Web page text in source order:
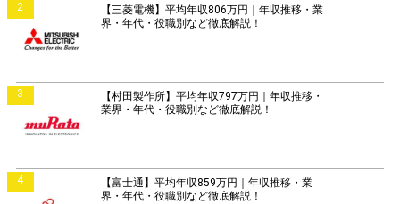
2
【三菱電機】平均年収806万円｜年収推移・業
界・年代・役職別など徹底解説！
3
【村田製作所】平均年収797万円｜年収推移・
業界・年代・役職別など徹底解説！
4
【富士通】平均年収859万円｜年収推移・業
界・年代・役職別など徹底解説！